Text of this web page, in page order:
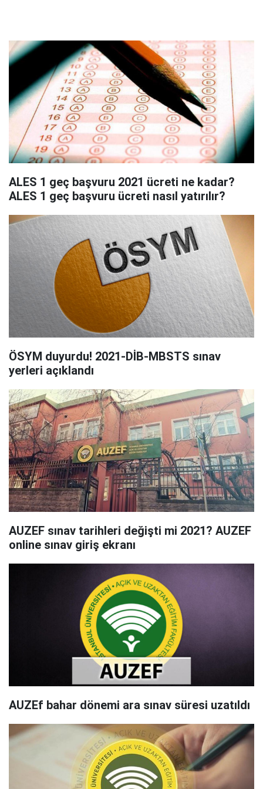
ALES 1 geç başvuru 2021 ücreti ne kadar?
ALES 1 geç başvuru ücreti nasıl yatırılır?
ÖSYM duyurdu! 2021-DİB-MBSTS sınav
yerleri açıklandı
AUZEF sınav tarihleri değişti mi 2021? AUZEF
online sınav giriş ekranı
AUZEf bahar dönemi ara sınav süresi uzatıldı